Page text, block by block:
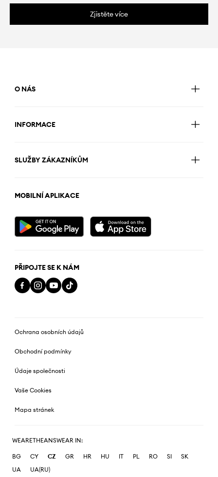
Zjistěte více
O NÁS
INFORMACE
SLUŽBY ZÁKAZNÍKŮM
MOBILNÍ APLIKACE
PŘIPOJTE SE K NÁM
Ochrana osobních údajů
Obchodní podmínky
Údaje společnosti
Vaše Cookies
Mapa stránek
WEARETHEANSWEAR IN:
BG CY CZ GR HR HU IT PL RO SI
SK
UA
UA(RU)